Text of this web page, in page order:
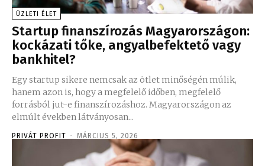
ÜZLETI ÉLET
Startup finanszírozás Magyarországon:
kockázati tőke, angyalbefektető vagy
bankhitel?
Egy startup sikere nemcsak az ötlet minőségén múlik,
hanem azon is, hogy a megfelelő időben, megfelelő
forrásból jut-e finanszírozáshoz. Magyarországon az
elmúlt években látványosan...
PRIVÁT PROFIT - MÁRCIUS 5, 2026